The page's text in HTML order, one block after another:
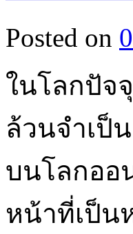
Posted on
ในโลกปัจ
ล้วนจำเป็
บนโลกออ
หน้าที่เป็น